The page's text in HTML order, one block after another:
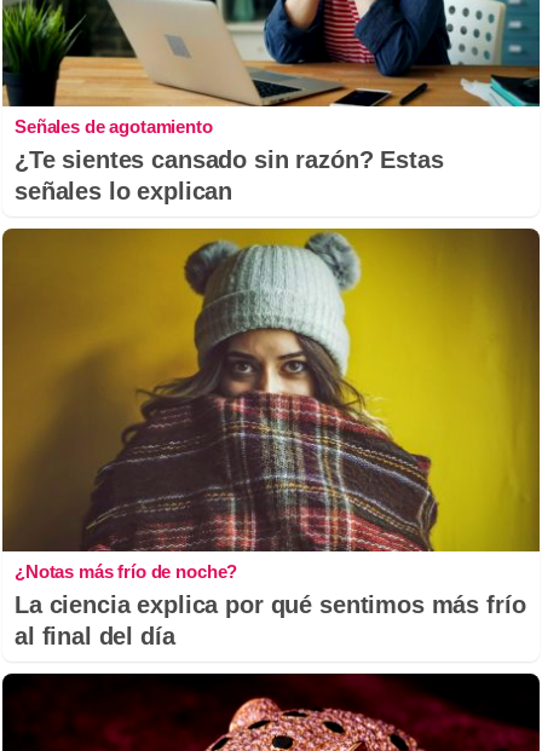
Señales de agotamiento
¿Te sientes cansado sin razón? Estas
señales lo explican
¿Notas más frío de noche?
La ciencia explica por qué sentimos más frío
al final del día